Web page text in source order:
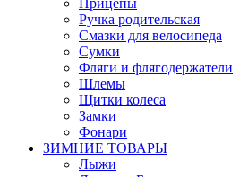
Ручка родительская
Смазки для велосипеда
Сумки
Фляги и флягодержатели
Шлемы
Щитки колеса
Замки
Фонари
ЗИМНИЕ ТОВАРЫ
Лыжи